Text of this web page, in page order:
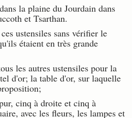
la plaine du Jourdain dans
et Tsarthan.
ustensiles sans vérifier le
étaient en très grande
les autres ustensiles pour la
d'or; la table d'or, sur laquelle
cinq à droite et cinq à
avec les fleurs, les lampes et